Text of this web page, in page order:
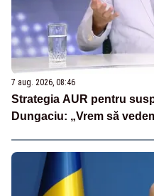
7 aug. 2026, 08:46
Strategia AUR pentru
Dungaciu: „Vrem să